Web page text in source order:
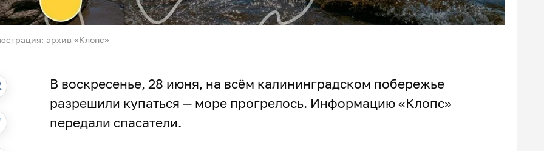
архив «Клопс»
В воскресенье, 28 июня, на всём калининградском побережье
разрешили купаться — море прогрелось. Информацию «Клопс»
передали спасатели.